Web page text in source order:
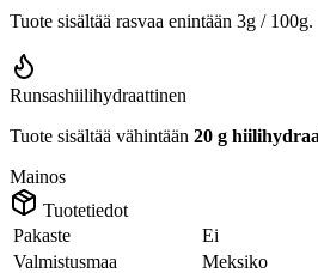
Tuote sisältää rasvaa enintään 3g / 100g.
Runsashiilihydraattinen
Tuote sisältää vähintään 20 g
Mainos
Tuotetiedot
Pakaste
Ei
Valmistusmaa
Meksiko